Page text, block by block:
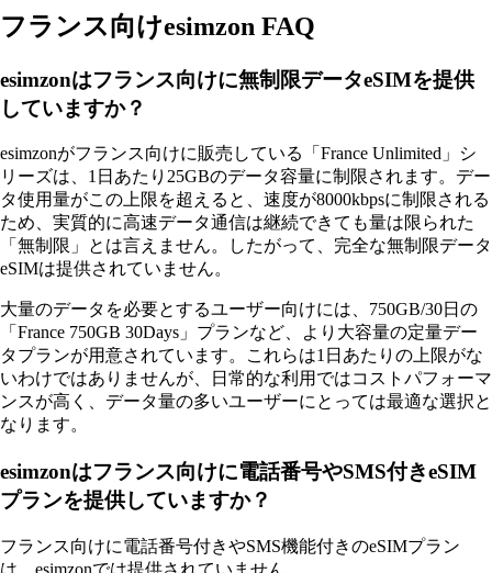
フランス向けesimzon FAQ
esimzonはフランス向けに無制限データeSIMを提供
していますか？
esimzonがフランス向けに販売している「France Unlimited」シ
リーズは、1日あたり25GBのデータ容量に制限されます。デー
タ使用量がこの上限を超えると、速度が8000kbpsに制限される
ため、実質的に高速データ通信は継続できても量は限られた
「無制限」とは言えません。したがって、完全な無制限データ
eSIMは提供されていません。
大量のデータを必要とするユーザー向けには、750GB/30日の
「France 750GB 30Days」プランなど、より大容量の定量デー
タプランが用意されています。これらは1日あたりの上限がな
いわけではありませんが、日常的な利用ではコストパフォーマ
ンスが高く、データ量の多いユーザーにとっては最適な選択と
なります。
esimzonはフランス向けに電話番号やSMS付きeSIM
プランを提供していますか？
フランス向けに電話番号付きやSMS機能付きのeSIMプラン
は、esimzonでは提供されていません。